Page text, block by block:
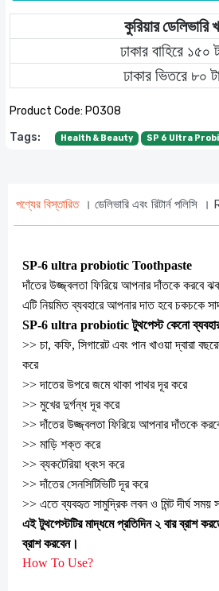
কুরিয়ার ডেলিভারি
ঢাকার বাহিরে ১৫০
ঢাকার ভিতরে ৮০
Product Code: P0308
Tags:
Health & Beauty SP 6 Ultra
পণ্যের বিস্তারিত । ডেলিভারি এবং রিটার্ন পলিসি ।
SP-6 ultra probiotic Toothpaste
দাঁতের উজ্জ্বলতা ফিরিয়ে আপনার দাঁতকে করবে
এটি নিয়মিত ব্যবহারে আপনার দাত হবে চকচকে
SP-6 ultra probiotic টুথপেস্ট কেনো
>> চা, কফি, সিগারেট এবং পান খাওয়া দ্বারা
করে
>> দাতের উপরে জমে থাকা পাথর দূর করে
>> মুখের দুর্গন্ধ দূর করে
>> দাঁতের উজ্জ্বলতা ফিরিয়ে আপনার দাঁতকে
>> মাড়ি শক্ত করে
>> ব্যকটেরিয়া ধ্বংস করে
>> দাঁতের সেনসিটিভিটি দূর করে
>> এতে ব্যবহৃত সামুদ্রিক লবন ও মিন্ট দীর্ঘ সময়
এই টুথপেস্টটির মাদ্ধমে প্রতিদিন ২ বার ব্রাশ
ব্রাশ করবেন।
How To Use?